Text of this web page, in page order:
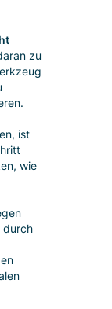
zu
ist
wie
durch